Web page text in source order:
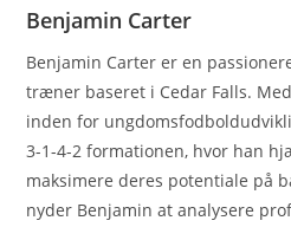
Benjamin Carter
Benjamin Carter er en
træner baseret i Cedar Falls.
inden for
3-1-4-2 formationen, hvor han
maksimere deres potentiale på
nyder Benjamin at analysere